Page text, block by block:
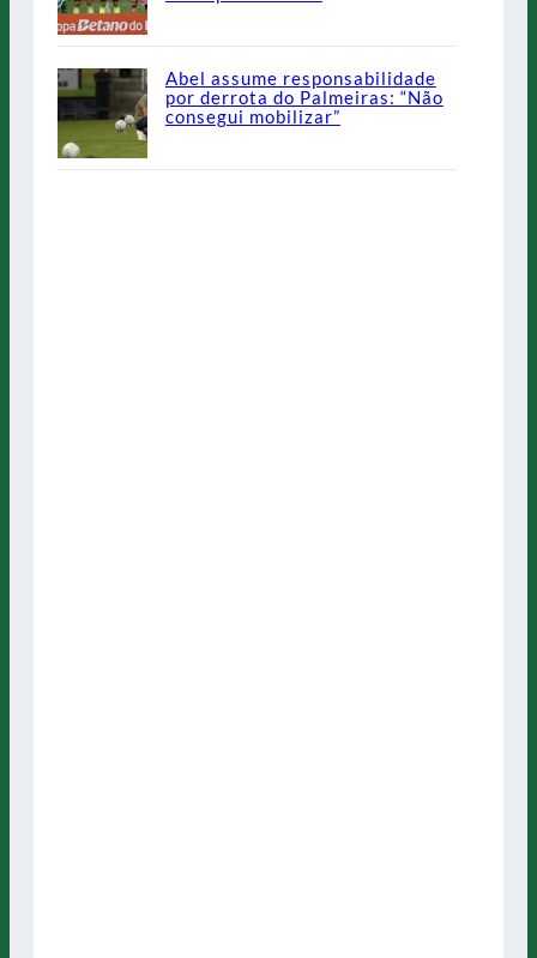
Abel assume responsabilidade
por derrota do Palmeiras: “Não
consegui mobilizar”